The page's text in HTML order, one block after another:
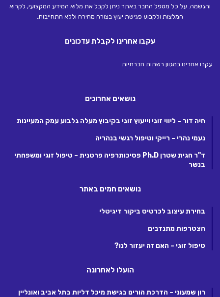
והגשמה. על כל מטפל החבר באתר ניתן לקבל את מלוא המידע המקצועי, לקרוא
המלצות ולקבוע פגישת יעוץ בצורה מהירה וללא התחייבות.
עקבו אחרינו לקבלת עדכונים
עקבו אחרינו במגוון רשתות חברתיות
נושאים אחרונים
חיה דור – ליווי זוגי וייעוץ זוגי בקיבוץ מעלה גלבוע עמק המעיינות
נעמי נהרי – רייקי וטיפול רגשי בנהריה
ד"ר חגית שטרן Ph.D פסיכותרפיה פרטנית – טיפול זוגי ומשפחתי
בנשר
נושאים חמים באתר
בחירת עיצוב לכרטיס ביקור דיגיטלי
הצטרפות מתנדבים
טיפול זוגי – האם זה יעזור לנו?
הועלו לאחרונה
רון שמעוני – הדרכת הורים בגישת מיכל דליות בתל אביב ואונליין